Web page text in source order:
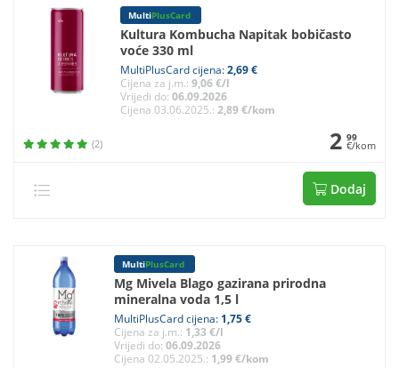
MultiPlusCard
Kultura Kombucha Napitak bobičasto
voće 330 ml
MultiPlusCard cijena:2,69 €
Cijena za j.m.:9,06 €/l
Vrijedi do:06.09.2026
Cijena 03.06.2025.:2,89 €/kom
(2) 2 99
€/kom
Dodaj
MultiPlusCard
Mg Mivela Blago gazirana prirodna
mineralna voda 1,5 l
MultiPlusCard cijena: 1,75 €
Cijena za j.m.: 1,33 €/l
Vrijedi do:06.09.2026
Cijena 02.05.2025.: 1,99 €/kom